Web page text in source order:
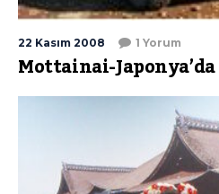
22 Kasım 2008 1 Yorum
Mottainai-